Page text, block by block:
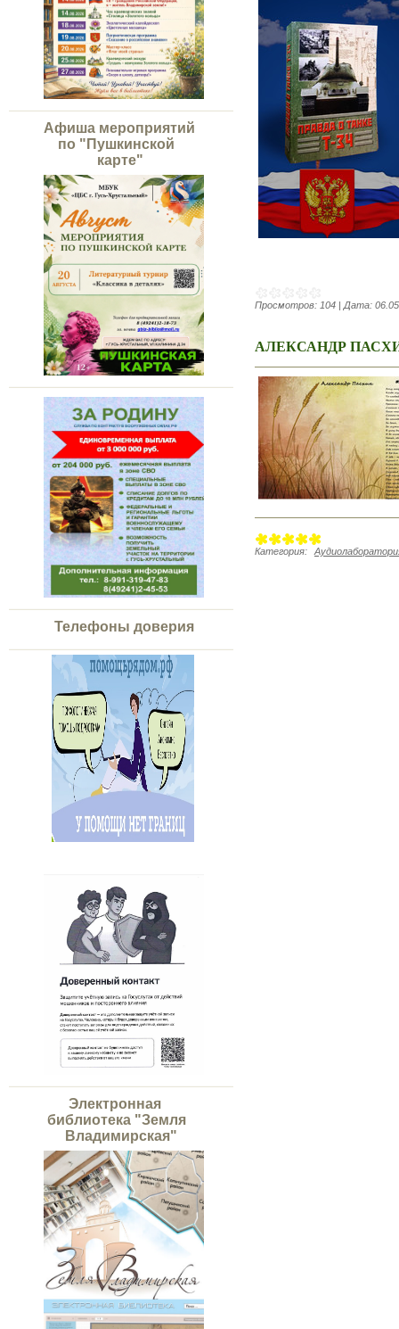
Афиша мероприятий
по "Пушкинской
карте"
Телефоны доверия
Электронная
библиотека "Земля
Владимирская"
Просмотров: 104 | Дата:
АЛЕКСАНДР
Категория: